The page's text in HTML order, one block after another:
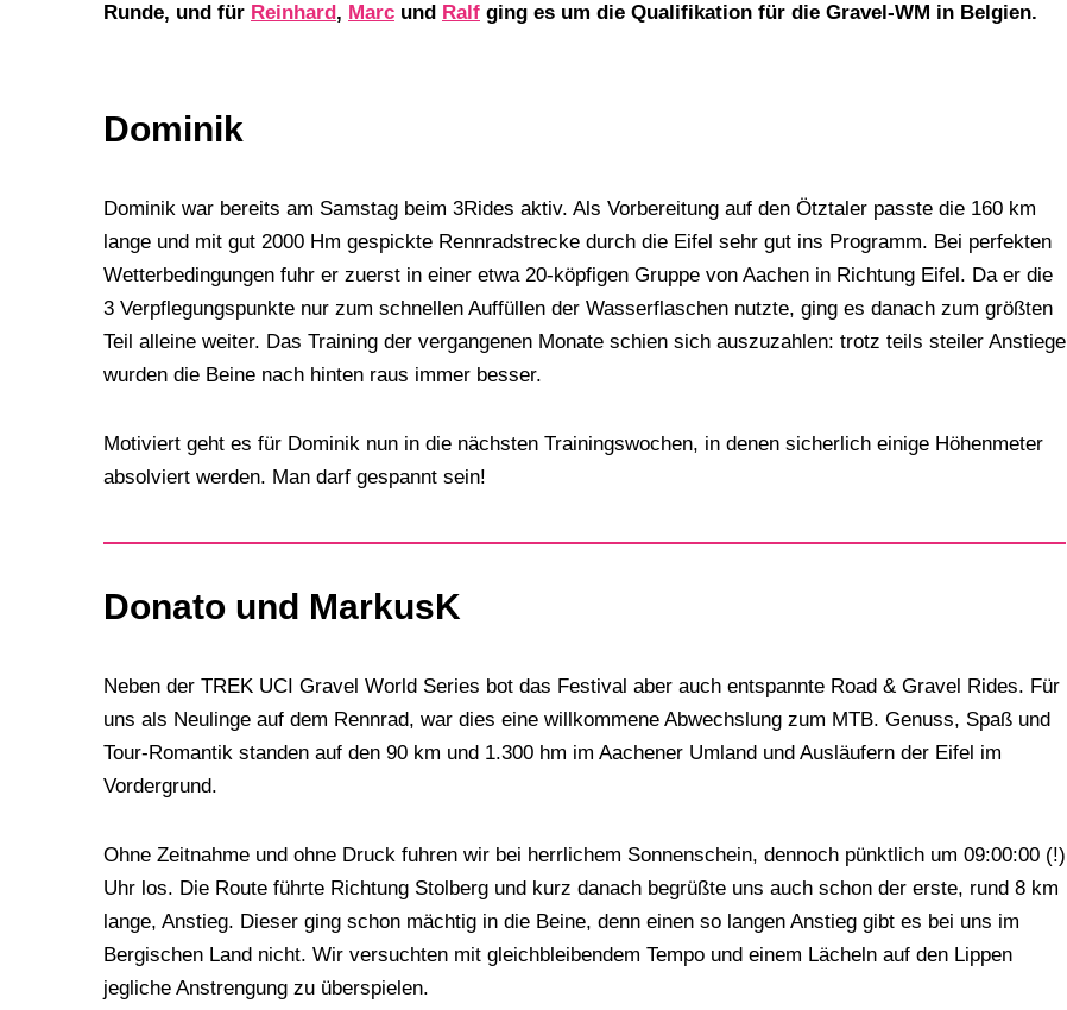
Runde, und für Reinhard, Marc und Ralf ging es um die Qualifikation für die Gravel-WM in Belgien.
Dominik
Dominik war bereits am Samstag beim 3Rides aktiv. Als Vorbereitung auf den Ötztaler passte die 160 km
lange und mit gut 2000 Hm gespickte Rennradstrecke durch die Eifel sehr gut ins Programm. Bei perfekten
Wetterbedingungen fuhr er zuerst in einer etwa 20-köpfigen Gruppe von Aachen in Richtung Eifel. Da er die
3 Verpflegungspunkte nur zum schnellen Auffüllen der Wasserflaschen nutzte, ging es danach zum größten
Teil alleine weiter. Das Training der vergangenen Monate schien sich auszuzahlen: trotz teils steiler Anstiege
wurden die Beine nach hinten raus immer besser.
Motiviert geht es für Dominik nun in die nächsten Trainingswochen, in denen sicherlich einige Höhenmeter
absolviert werden. Man darf gespannt sein!
Donato und MarkusK
Neben der TREK UCI Gravel World Series bot das Festival aber auch entspannte Road & Gravel Rides. Für
uns als Neulinge auf dem Rennrad, war dies eine willkommene Abwechslung zum MTB. Genuss, Spaß und
Tour-Romantik standen auf den 90 km und 1.300 hm im Aachener Umland und Ausläufern der Eifel im
Vordergrund.
Ohne Zeitnahme und ohne Druck fuhren wir bei herrlichem Sonnenschein, dennoch pünktlich um 09:00:00 (!)
Uhr los. Die Route führte Richtung Stolberg und kurz danach begrüßte uns auch schon der erste, rund 8 km
lange, Anstieg. Dieser ging schon mächtig in die Beine, denn einen so langen Anstieg gibt es bei uns im
Bergischen Land nicht. Wir versuchten mit gleichbleibendem Tempo und einem Lächeln auf den Lippen
jegliche Anstrengung zu überspielen.